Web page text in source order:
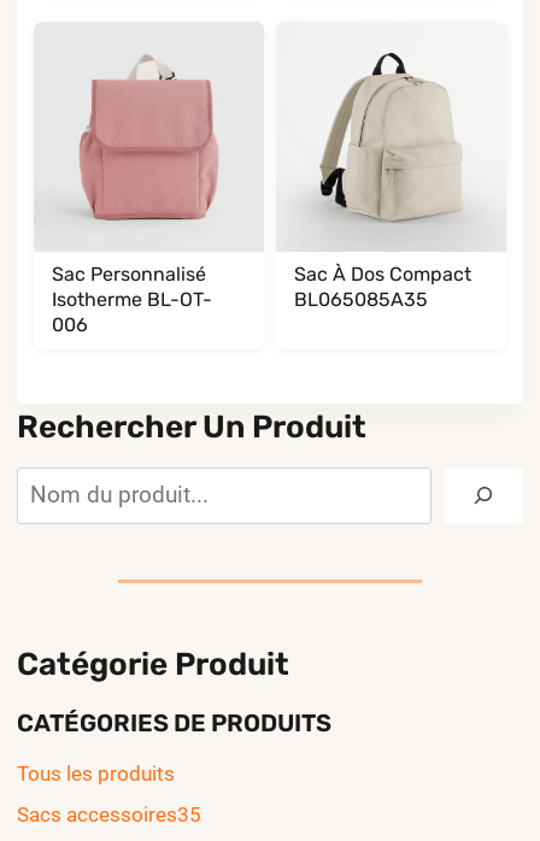
Sac Personnalisé
Isotherme BL-OT-
006
Sac À Dos Compact
BL065085A35
Rechercher Un Produit
Rechercher
Catégorie Produit
CATÉGORIES DE PRODUITS
Tous les produits
Sacs accessoires35